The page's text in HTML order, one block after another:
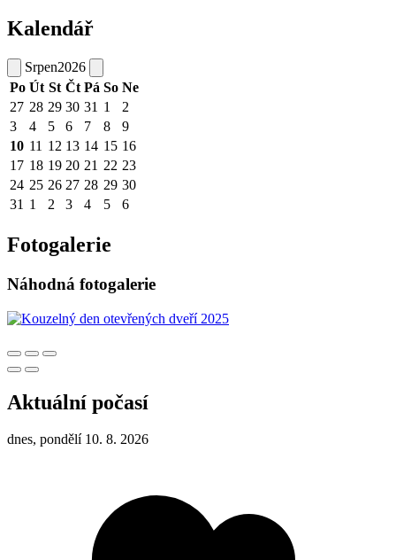
Kalendář
Srpen2026
Po Út St Čt Pá So Ne
27 28 29 30 31 1
2
3
4 5 6 7 8
9
10 11 12 13 14 15 16
17 18 19 20 21 22 23
24 25 26 27 28 29 30
31 1 2 3 4 5 6
Fotogalerie
Náhodná fotogalerie
Aktuální počasí
dnes, pondělí 10. 8. 2026